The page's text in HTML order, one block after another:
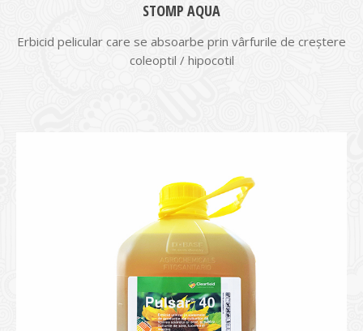
STOMP AQUA
Erbicid pelicular care se absoarbe prin vârfurile de creștere
coleoptil / hipocotil